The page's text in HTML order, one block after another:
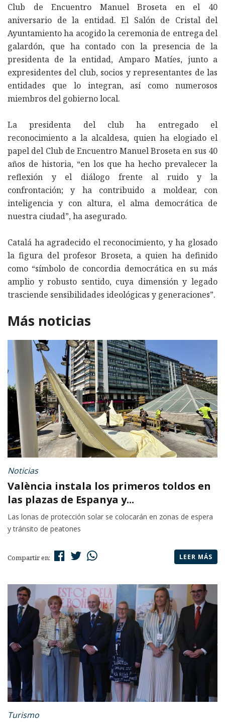
Club de Encuentro Manuel Broseta en el 40
aniversario de la entidad. El Salón de Cristal del
Ayuntamiento ha acogido la ceremonia de entrega del
galardón, que ha contado con la presencia de la
presidenta de la entidad, Amparo Matíes, junto a
expresidentes del club, socios y representantes de las
entidades que lo integran, así como numerosos
miembros del gobierno local.
La presidenta del club ha entregado el
reconocimiento a la alcaldesa, quien ha elogiado el
papel del Club de Encuentro Manuel Broseta en sus 40
años de historia, “en los que ha hecho prevalecer la
reflexión y el diálogo frente al ruido y la
confrontación; y ha contribuido a moldear, con
inteligencia y con altura, el alma democrática de
nuestra ciudad”, ha asegurado.
Catalá ha agradecido el reconocimiento, y ha glosado
la figura del profesor Broseta, a quien ha definido
como “símbolo de concordia democrática en su más
amplio y robusto sentido, cuya dimensión y legado
trasciende sensibilidades ideológicas y generaciones”.
Más noticias
Noticias
València instala los primeros toldos en
las plazas de Espanya y...
Las lonas de protección solar se colocarán en zonas de espera
y tránsito de peatones
Compartir en: LEER MÁS
Turismo